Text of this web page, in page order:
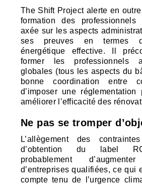
The Shift Project alerte en
formation des professionnels
axée sur les aspects
ses preuves en termes
énergétique effective. Il
former les professionnels
globales (tous les aspects du
bonne coordination entre
d’imposer une
améliorer l’efficacité des
Ne pas se tromper
L’allègement des
d’obtention du label
probablement
d’entreprises qualifiées, ce qui
compte tenu de l’urgence